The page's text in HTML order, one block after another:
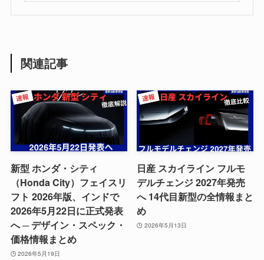
関連記事
新型 ホンダ・シティ
（Honda City）フェイスリ
フト 2026年版、インドで
2026年5月22日に正式発表
へ ─ デザイン・スペック・
価格情報まとめ
2026年5月19日
日産 スカイライン フルモ
デルチェンジ 2027年発売
へ 14代目新型の全情報まと
め
2026年5月13日